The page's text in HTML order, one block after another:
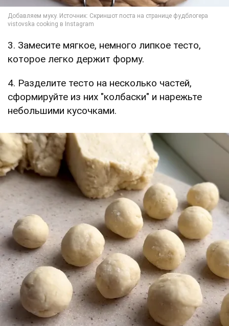
3. Замесите мягкое, немного липкое тесто,
которое легко держит форму.
4. Разделите тесто на несколько частей,
сформируйте из них "колбаски" и нарежьте
небольшими кусочками.